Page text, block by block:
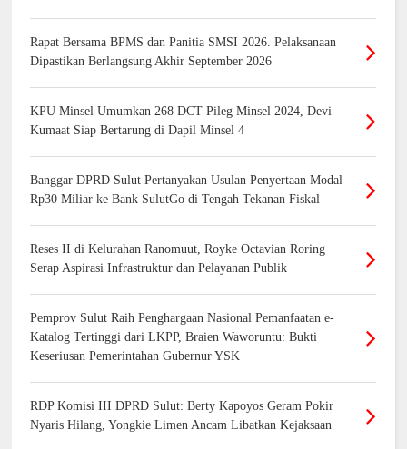
Rapat Bersama BPMS dan Panitia SMSI 2026. Pelaksanaan
Dipastikan Berlangsung Akhir September 2026
KPU Minsel Umumkan 268 DCT Pileg Minsel 2024, Devi
Kumaat Siap Bertarung di Dapil Minsel 4
Banggar DPRD Sulut Pertanyakan Usulan Penyertaan Modal
Rp30 Miliar ke Bank SulutGo di Tengah Tekanan Fiskal
Reses II di Kelurahan Ranomuut, Royke Octavian Roring
Serap Aspirasi Infrastruktur dan Pelayanan Publik
Pemprov Sulut Raih Penghargaan Nasional Pemanfaatan e-
Katalog Tertinggi dari LKPP, Braien Waworuntu: Bukti
Keseriusan Pemerintahan Gubernur YSK
RDP Komisi III DPRD Sulut: Berty Kapoyos Geram Pokir
Nyaris Hilang, Yongkie Limen Ancam Libatkan Kejaksaan